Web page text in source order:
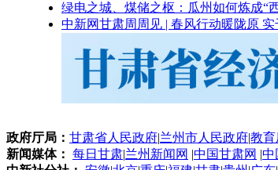
绿电之城、煤储之枢：瓜州如何炼成“
中新网甘肃周周见 | 春风行动暖陇原
政府厅局： 甘肃省人民政府|兰州市人民政府|教育
新闻媒体： 每日甘肃|兰州新闻网 |中国甘肃网 |中